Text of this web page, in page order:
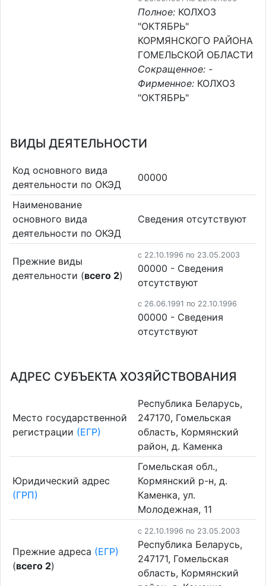
Полное: КОЛХОЗ
"ОКТЯБРЬ"
КОРМЯНСКОГО РАЙОНА
ГОМЕЛЬСКОЙ ОБЛАСТИ
Сокращенное: -
Фирменное: КОЛХОЗ
"ОКТЯБРЬ"
ВИДЫ ДЕЯТЕЛЬНОСТИ
Код основного вида
деятельности по ОКЭД
00000
Наименование
основного вида
деятельности по ОКЭД
Cведения отсутствуют
Прежние виды
деятельности (всего 2)
c 22.10.1996 по 23.05.2003
00000 - Cведения
отсутствуют
c 26.06.1991 по 22.10.1996
00000 - Cведения
отсутствуют
АДРЕС СУБЪЕКТА ХОЗЯЙСТВОВАНИЯ
Место государственной
регистрации (ЕГР)
Республика Беларусь,
247170, Гомельская
область, Кормянский
район, д. Каменка
Юридический адрес
(ГРП)
Гомельская обл.,
Кормянский р-н, д.
Каменка, ул.
Молодежная, 11
Прежние адреса (ЕГР)
(всего 2)
c 22.10.1996 по 23.05.2003
Республика Беларусь,
247171, Гомельская
область, Кормянский